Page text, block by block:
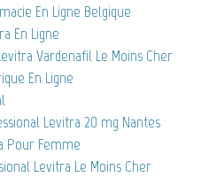
En Ligne Belgique
En Ligne
Vardenafil Le Moins Cher
En Ligne
Levitra 20 mg Nantes
Pour Femme
Levitra Le Moins Cher